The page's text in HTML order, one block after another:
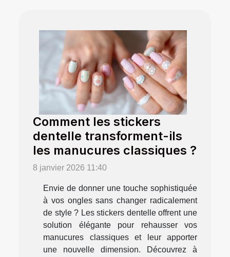
Comment les stickers
dentelle transforment-ils
les manucures classiques ?
8 janvier 2026 11:40
Envie de donner une touche sophistiquée
à vos ongles sans changer radicalement
de style ? Les stickers dentelle offrent une
solution élégante pour rehausser vos
manucures classiques et leur apporter
une nouvelle dimension. Découvrez à